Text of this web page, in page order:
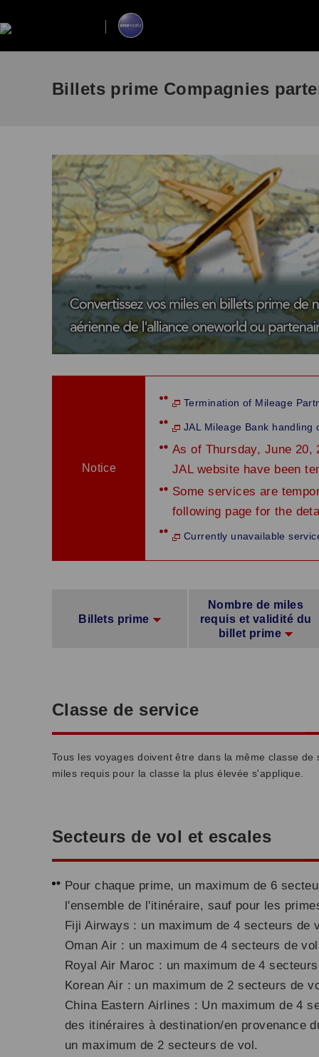
Billets prime Compagnies
Notice
Termination of Mileage
JAL Mileage Bank handling
As of Thursday, June 20,
JAL website have been
Some services are
following page for the
Currently unavailable
Billets prime
Nombre de miles
requis et validité du
billet prime
Classe de service
Tous les voyages doivent être dans la même classe
miles requis pour la classe la plus élevée s'applique.
Secteurs de vol et escales
Pour chaque prime, un maximum de 6
l'ensemble de l'itinéraire, sauf pour les
Fiji Airways : un maximum de 4 secteurs de
Oman Air : un maximum de 4 secteurs de
Royal Air Maroc : un maximum de 4
Korean Air : un maximum de 2 secteurs de
China Eastern Airlines : Un maximum de 4
des itinéraires à destination/en provenance
un maximum de 2 secteurs de vol.